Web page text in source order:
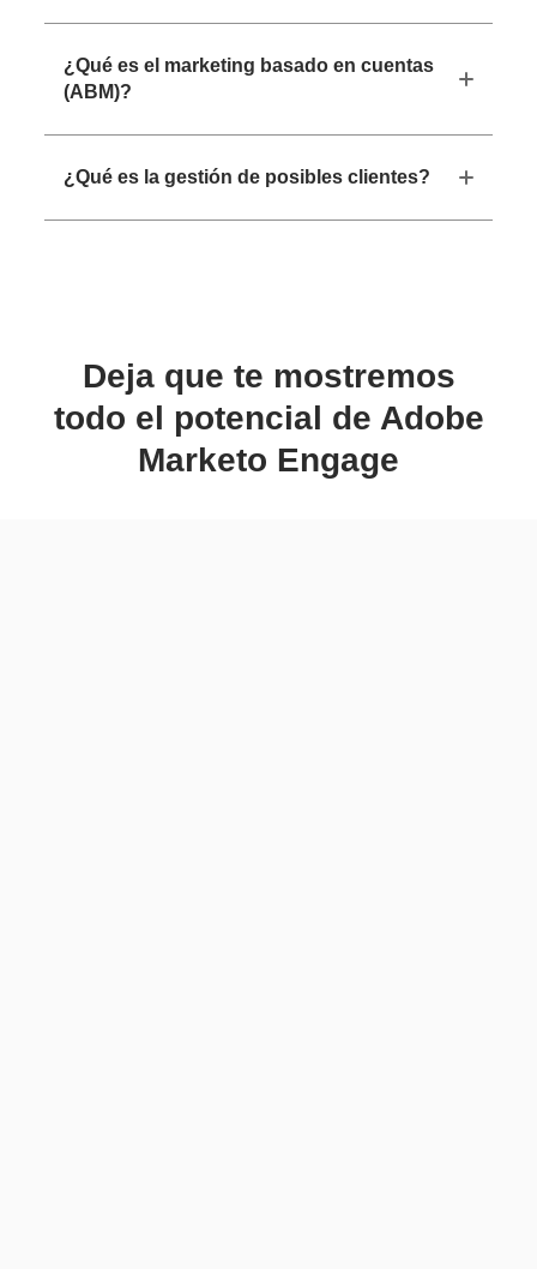
¿Qué es el marketing basado en cuentas
(ABM)?
¿Qué es la gestión de posibles clientes?
Deja que te mostremos
todo el potencial de Adobe
Marketo Engage